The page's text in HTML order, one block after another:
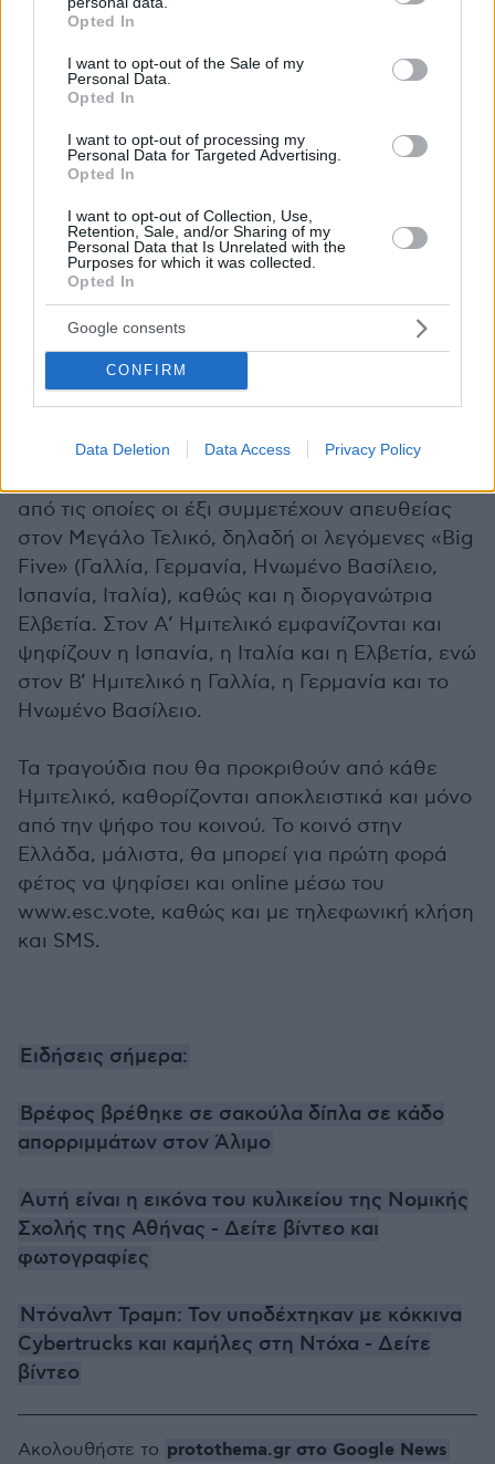
grant or deny consent to Google and its third-party tags to
use your data for below specified purposes in below Google
consent section.
Opted In
I want to opt-out of the Sale of my
Personal Data.
Opted In
I want to opt-out of processing my
Personal Data for Targeted Advertising.
Opted In
I want to opt-out of Collection, Use,
Retention, Sale, and/or Sharing of my
Personal Data that Is Unrelated with the
Purposes for which it was collected.
Opted In
Google consents
CONFIRM
Data Deletion Data Access Privacy Policy
A post shared by BBC Eurovision (@bbceurovision)
Μετά την άρτια εμφάνισή της, η ελληνική
συμμετοχή φαντάζει ως ένα από τα φαβορί για
την πρόκριση στον μεγάλο τελικό του
Σαββάτου 18 Μαΐου. Στον Β’ ημιτελικό
συμμετείχαν συνολικά 16 χώρες, από τις οποίες
θα περάσουν οι 10 με την υψηλότερη
από τις οποίες οι έξι συμμετέχουν απευθείας
στον Μεγάλο Τελικό, δηλαδή οι λεγόμενες «Big
Five» (Γαλλία, Γερμανία, Ηνωμένο Βασίλειο,
Ισπανία, Ιταλία), καθώς και η διοργανώτρια
Ελβετία. Στον Α’ Ημιτελικό εμφανίζονται και
ψηφίζουν η Ισπανία, η Ιταλία και η Ελβετία, ενώ
στον Β’ Ημιτελικό η Γαλλία, η Γερμανία και το
Ηνωμένο Βασίλειο.
Τα τραγούδια που θα προκριθούν από κάθε
Ημιτελικό, καθορίζονται αποκλειστικά και μόνο
από την ψήφο του κοινού. Το κοινό στην
Ελλάδα, μάλιστα, θα μπορεί για πρώτη φορά
φέτος να ψηφίσει και online μέσω του
www.esc.vote, καθώς και με τηλεφωνική κλήση
και SMS.
Ειδήσεις σήμερα:
Βρέφος βρέθηκε σε σακούλα δίπλα σε κάδο
απορριμμάτων στον Άλιμο
Αυτή είναι η εικόνα του κυλικείου της Νομικής
Σχολής της Αθήνας - Δείτε βίντεο και
φωτογραφίες
Ντόναλντ Τραμπ: Τον υποδέχτηκαν με κόκκινα
Cybertrucks και καμήλες στη Ντόχα - Δείτε
βίντεο
Ακολουθήστε το protothema.gr στο Google News